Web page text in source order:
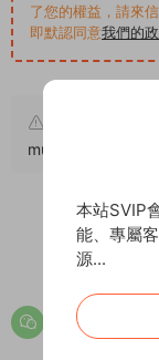
了您的權益，請來
即默認同意我們的
multiple-sites-
本站SVIP
能、專屬
源...